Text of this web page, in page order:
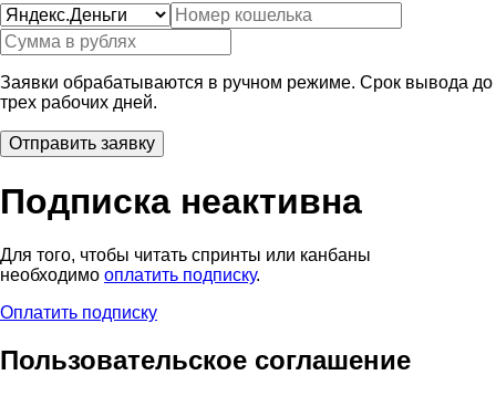
Заявки обрабатываются в ручном режиме. Срок вывода до
трех рабочих дней.
Подписка неактивна
Для того, чтобы читать спринты или канбаны
необходимо оплатить подписку.
Оплатить подписку
Пользовательское соглашение